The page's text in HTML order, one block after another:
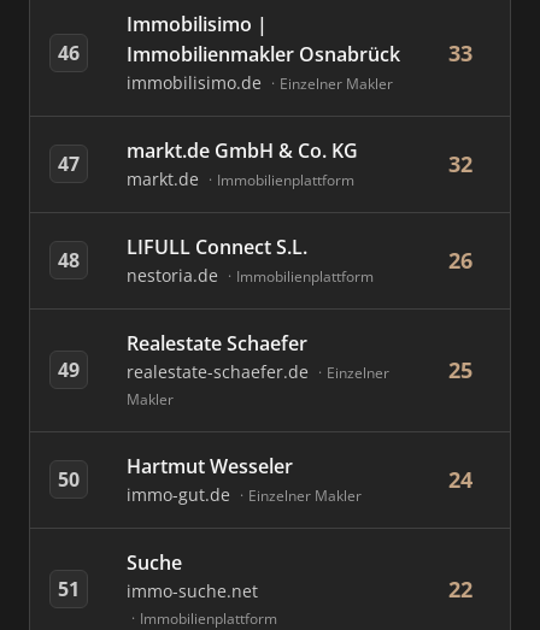
46
Immobilisimo |
Immobilienmakler Osnabrück
immobilisimo.de Einzelner Makler
33
47 markt.de GmbH & Co. KG
markt.de Immobilienplattform
32
48 LIFULL Connect S.L.
nestoria.de Immobilienplattform
26
49
Realestate Schaefer
realestate-schaefer.de
Einzelner
Makler
25
50 Hartmut Wesseler
immo-gut.de Einzelner Makler
24
51
Suche
immo-suche.net
Immobilienplattform
22